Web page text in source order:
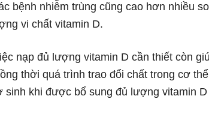
bệnh nhiễm trùng cũng cao hơn nhiều
vi chất vitamin D.
nạp đủ lượng vitamin D cần thiết còn
thời quá trình trao đổi chất trong cơ
sinh khi được bổ sung đủ lượng vitamin